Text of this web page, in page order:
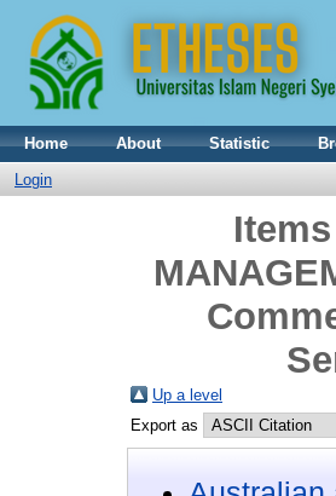
Home About Statistic
Login
Up a level
Export as